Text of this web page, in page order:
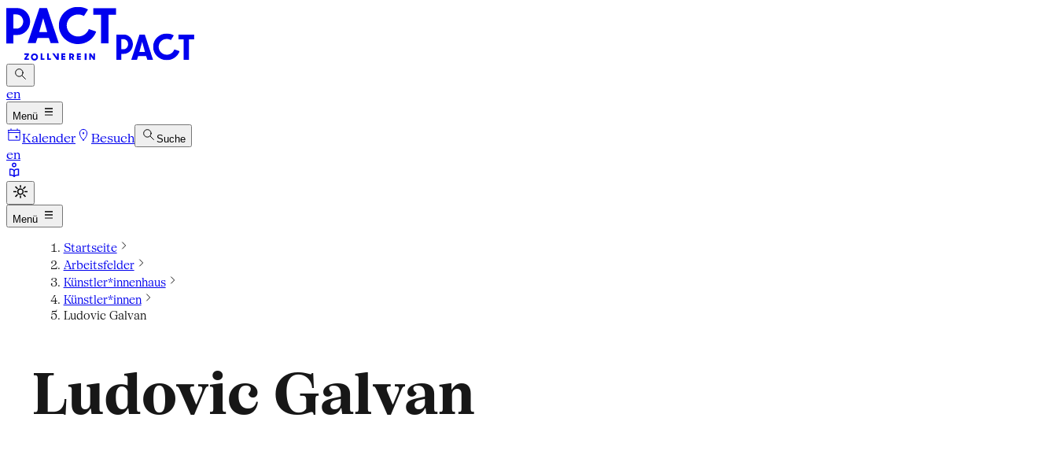
en
Menü
Kalender Besuch Suche
en
Menü
Startseite
Arbeitsfelder
Künstler*innenhaus
Künstler*innen
Ludovic Galvan
Ludovic Galvan